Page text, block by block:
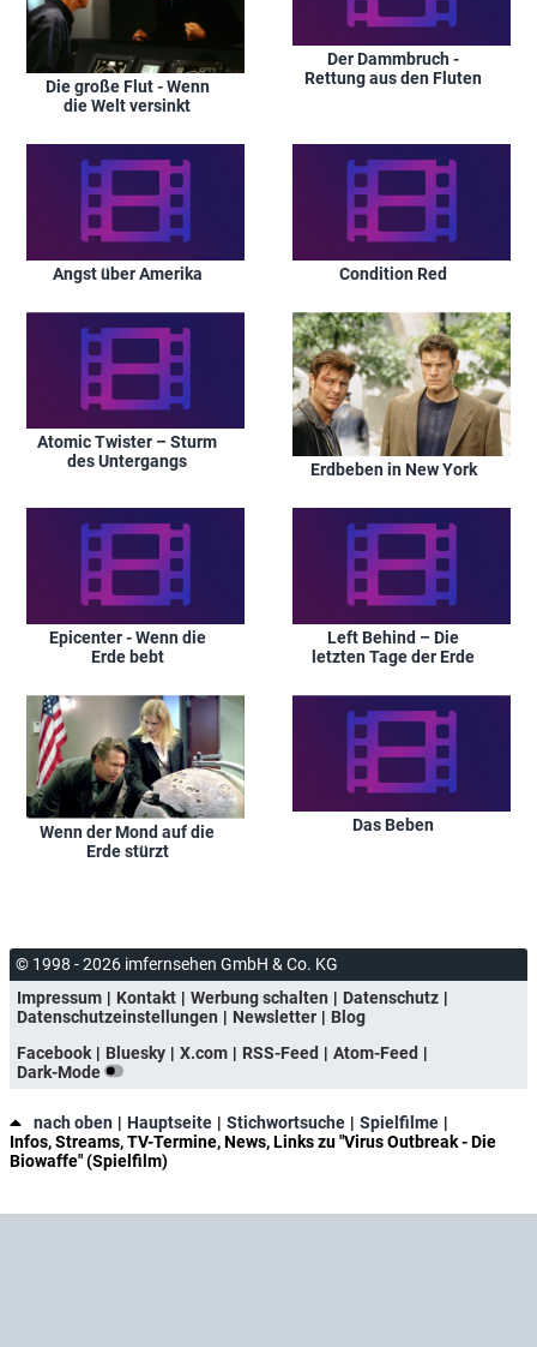
Die große Flut - Wenn
die Welt versinkt
Der Dammbruch -
Rettung aus den Fluten
Angst über Amerika Condition Red
Atomic Twister – Sturm
des Untergangs
Erdbeben in New York
Epicenter - Wenn die
Erde bebt
Left Behind – Die
letzten Tage der Erde
Wenn der Mond auf die
Erde stürzt
Das Beben
© 1998 - 2026 imfernsehen GmbH & Co. KG
Impressum
Kontakt Werbung schalten
Datenschutz
Datenschutzeinstellungen
Newsletter
Blog
Facebook
Bluesky X.com RSS-Feed
Atom-Feed
Dark-Mode
nach oben Hauptseite Stichwortsuche
Spielfilme
Infos, Streams, TV-Termine, News, Links zu "Virus Outbreak - Die
Biowaffe" (Spielfilm)